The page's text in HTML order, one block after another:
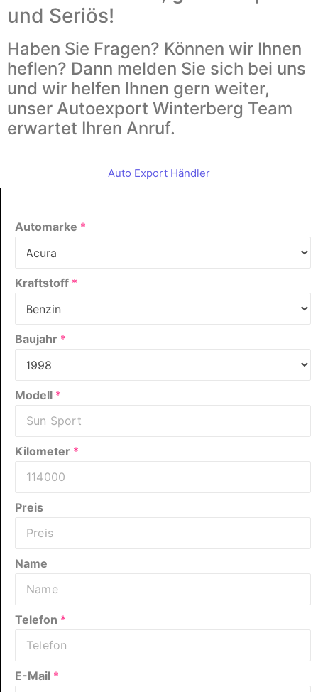
und Seriös!
Haben Sie Fragen? Können wir Ihnen
heflen? Dann melden Sie sich bei uns
und wir helfen Ihnen gern weiter,
unser Autoexport Winterberg Team
erwartet Ihren Anruf.
Auto Export Händler
Automarke *
Kraftstoff *
Baujahr *
Modell *
Kilometer *
Preis
Name
Telefon *
E-Mail *